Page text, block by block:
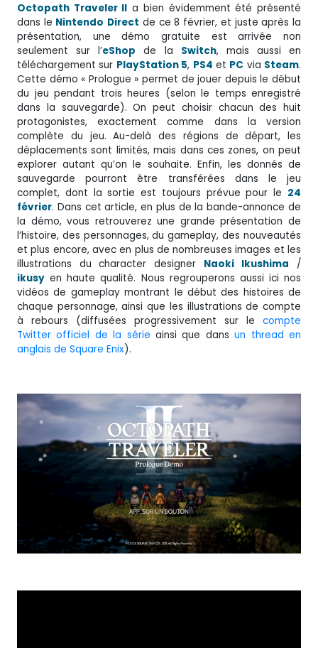
Octopath Traveler II a bien évidemment été présenté
dans le Nintendo Direct de ce 8 février, et juste après la
présentation, une démo gratuite est arrivée non
seulement sur l’eShop de la Switch, mais aussi en
téléchargement sur PlayStation 5, PS4 et PC via Steam.
Cette démo « Prologue » permet de jouer depuis le début
du jeu pendant trois heures (selon le temps enregistré
dans la sauvegarde). On peut choisir chacun des huit
protagonistes, exactement comme dans la version
complète du jeu. Au-delà des régions de départ, les
déplacements sont limités, mais dans ces zones, on peut
explorer autant qu’on le souhaite. Enfin, les donnés de
sauvegarde pourront être transférées dans le jeu
complet, dont la sortie est toujours prévue pour le 24
février. Dans cet article, en plus de la bande-annonce de
la démo, vous retrouverez une grande présentation de
l’histoire, des personnages, du gameplay, des nouveautés
et plus encore, avec en plus de nombreuses images et les
illustrations du character designer Naoki Ikushima /
ikusy en haute qualité. Nous regrouperons aussi ici nos
vidéos de gameplay montrant le début des histoires de
chaque personnage, ainsi que les illustrations de compte
à rebours (diffusées progressivement sur le compte
Twitter officiel de la série ainsi que dansun thread en
anglais de Square Enix).